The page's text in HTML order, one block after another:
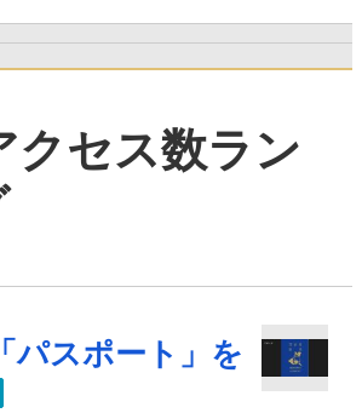
クセス数ラン
パスポート」を